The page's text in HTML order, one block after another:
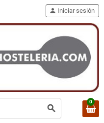
search
person Iniciar sesión
0